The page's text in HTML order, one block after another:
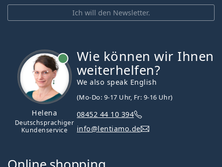
Ich will den Newsletter.
Helena
Deutschsprachiger
Kundenservice
Wie können wir Ihnen
weiterhelfen?
We also speak English
(Mo-Do: 9-17 Uhr, Fr: 9-16 Uhr)
08452 44 10 394
info@lentiamo.de